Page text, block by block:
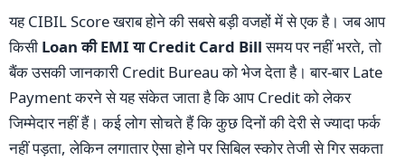
यह CIBIL Score खराब होने की सबसे बड़ी वजहों में से एक है। जब आप
किसी Loan की EMI या Credit Card Billसमय पर नहीं भरते, तो
बैंक उसकी जानकारी Credit Bureau को भेज देता है। बार-बार Late
Payment करने से यह संकेत जाता है कि आप Credit को लेकर
जिम्मेदार नहीं हैं। कई लोग सोचते हैं कि कुछ दिनों की देरी से ज्यादा फर्क
नहीं पड़ता, लेकिन लगातार ऐसा होने पर सिबिल स्कोर तेजी से गिर सकता